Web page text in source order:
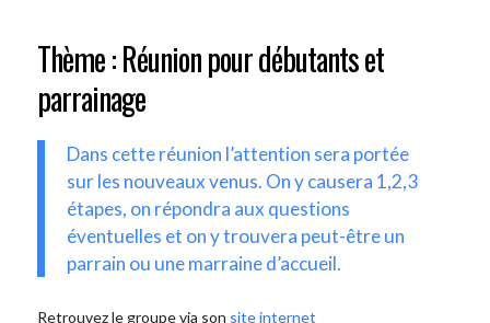
Thème : Réunion pour débutants et
parrainage
Dans cette réunion l’attention sera portée
sur les nouveaux venus. On y causera 1,2,3
étapes, on répondra aux questions
éventuelles et on y trouvera peut-être un
parrain ou une marraine d’accueil.
Retrouvez le groupe via son site internet